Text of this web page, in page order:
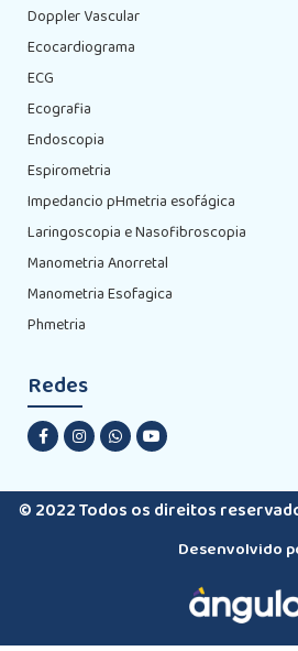
Doppler Vascular
Ecocardiograma
ECG
Ecografia
Endoscopia
Espirometria
Impedancio pHmetria esofágica
Laringoscopia e Nasofibroscopia
Manometria Anorretal
Manometria Esofagica
Phmetria
Redes
© 2022 Todos os direitos
Desenvolvido